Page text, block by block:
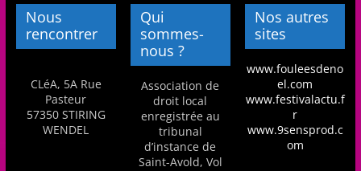
Nous
rencontrer
CLéA, 5A Rue
Pasteur
57350 STIRING
WENDEL
Qui
sommes-
nous ?
Association de
droit local
enregistrée au
tribunal
d’instance de
Saint-Avold, Vol
Nos autres
sites
www.fouleesdeno
el.com
www.festivalactu.f
r
www.9sensprod.c
om